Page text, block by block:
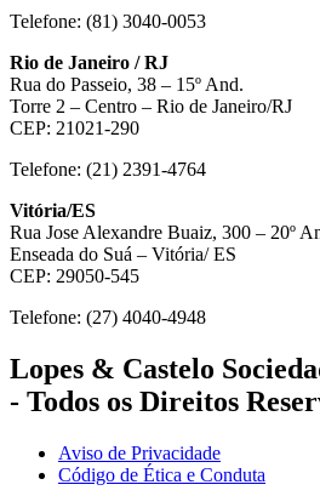
Telefone: (81) 3040-0053
Rio de Janeiro / RJ
Rua do Passeio, 38 – 15º And.
Torre 2 – Centro – Rio de Janeiro/RJ
CEP: 21021-290
Telefone: (21) 2391-4764
Vitória/ES
Rua Jose Alexandre Buaiz, 300 – 20º
Enseada do Suá – Vitória/ ES
CEP: 29050-545
Telefone: (27) 4040-4948
Lopes & Castelo
- Todos os Direitos
Aviso de Privacidade
Código de Ética e Conduta